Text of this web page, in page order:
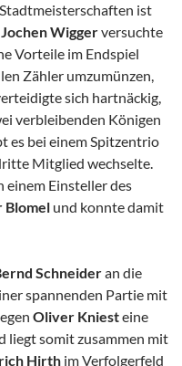
ist
Jochen Wiggerversuchte
Vorteile im Endspiel
Zähler umzumünzen,
sich hartnäckig,
verbleibenden Königen
es bei einem Spitzentrio
Mitglied wechselte.
Einsteller des
Blomel und konnte damit
Schneideran die
spannenden Partie mit
Oliver Kniesteine
liegt somit zusammen mit
Hirth im Verfolgerfeld